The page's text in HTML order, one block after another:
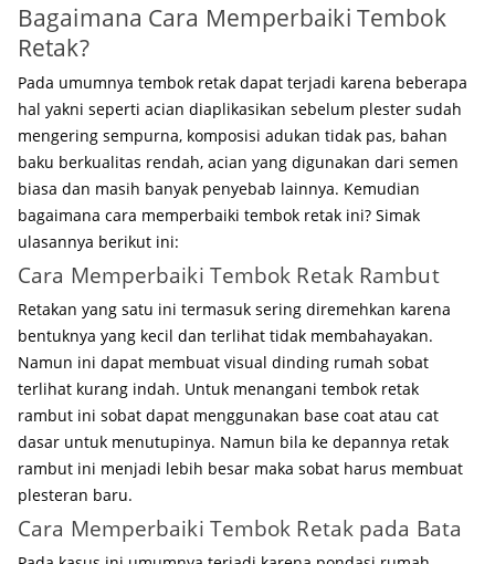
Bagaimana Cara Memperbaiki Tembok
Retak?
Pada umumnya tembok retak dapat terjadi karena beberapa
hal yakni seperti acian diaplikasikan sebelum plester sudah
mengering sempurna, komposisi adukan tidak pas, bahan
baku berkualitas rendah, acian yang digunakan dari semen
biasa dan masih banyak penyebab lainnya. Kemudian
bagaimana cara memperbaiki tembok retak ini? Simak
ulasannya berikut ini:
Cara Memperbaiki Tembok Retak Rambut
Retakan yang satu ini termasuk sering diremehkan karena
bentuknya yang kecil dan terlihat tidak membahayakan.
Namun ini dapat membuat visual dinding rumah sobat
terlihat kurang indah. Untuk menangani tembok retak
rambut ini sobat dapat menggunakan base coat atau cat
dasar untuk menutupinya. Namun bila ke depannya retak
rambut ini menjadi lebih besar maka sobat harus membuat
plesteran baru.
Cara Memperbaiki Tembok Retak pada Bata